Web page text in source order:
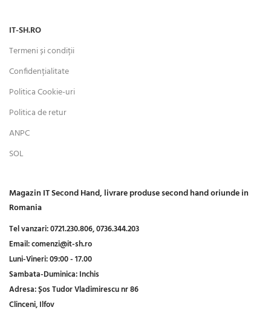
IT-SH.RO
Termeni și condiții
Confidențialitate
Politica Cookie-uri
Politica de retur
ANPC
SOL
Magazin IT Second Hand, livrare produse second hand oriunde in
Romania
Tel vanzari:0721.230.806,0736.344.203
Email:comenzi@it-sh.ro
Luni-Vineri:09:00 - 17.00
Sambata-Duminica:Inchis
Adresa:Șos Tudor Vladimirescu nr 86
Clinceni, Ilfov